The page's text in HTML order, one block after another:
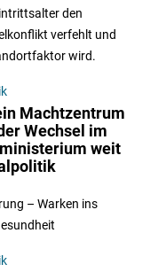
den
verfehlt und
wird.
Machtzentrum
Wechsel im
weit
– Warken ins